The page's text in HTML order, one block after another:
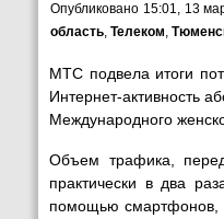
Опубликовано 15:01, 13
область, Телеком,
МТС подвела итоги
Интернет-активность
Международного
Объем трафика,
практически в два
помощью смартфонов,